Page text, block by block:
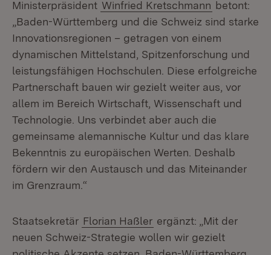
Ministerpräsident Winfried Kretschmann betont:
„Baden-Württemberg und die Schweiz sind starke
Innovationsregionen – getragen von einem
dynamischen Mittelstand, Spitzenforschung und
leistungsfähigen Hochschulen. Diese erfolgreiche
Partnerschaft bauen wir gezielt weiter aus, vor
allem im Bereich Wirtschaft, Wissenschaft und
Technologie. Uns verbindet aber auch die
gemeinsame alemannische Kultur und das klare
Bekenntnis zu europäischen Werten. Deshalb
fördern wir den Austausch und das Miteinander
im Grenzraum.“
Staatsekretär Florian Haßler ergänzt: „Mit der
neuen Schweiz-Strategie wollen wir gezielt